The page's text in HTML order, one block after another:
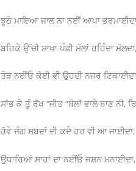
ਝੂਠੇ ਮਾਇਆ ਜਾਲ ਨਾ ਨਈਂ ਆਪਾ
ਬਹਿਕੇ ਉੱਚੀ ਸ਼ਾਖ਼ਾ ਪੰਛੀ ਮੱਲਾਂ ਰਹਿੰਦਾ
ਤੋੜ ਨਈਂਓ ਕੋਈ ਵੀ ਉੁਹਦੀ ਨਜ਼ਰ
ਸਾਂਭ ਕੇ ਤੂੰ ਰੱਖ “ਜੀਤ “ਬੋਲਾਂ ਵਾਲੇ ਬਾਣ ਨੀ,
ਹੋਵੇ ਜੰਗ ਸ਼ਬਦਾਂ ਦੀ ਕਦੇ ਹਰ ਵੀ ਆ
ਉਧਾਰਿਆਂ ਸਾਹਾਂ ਦਾ ਨਈਂਓ ਜਸ਼ਨ